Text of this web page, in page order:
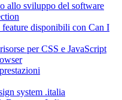
allo sviluppo del software
disponibili con Can I
per CSS e JavaScript
system .italia